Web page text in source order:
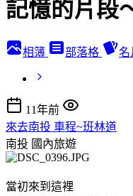
記憶的片段
相簿 部落格 名
11年前
來去南投 車程~班林道
南投 國內旅遊
當初來到這裡